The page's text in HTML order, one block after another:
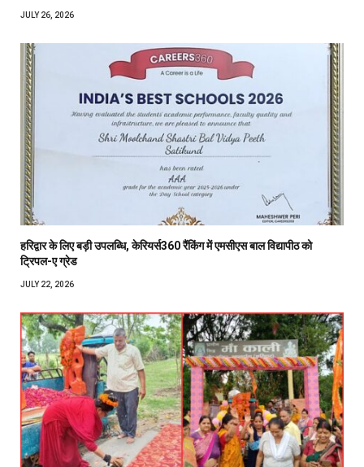
JULY 26, 2026
हरिद्वार के लिए बड़ी उपलब्धि, केरियर्स360 रैंकिंग में एमसीएस बाल विद्यापीठ को
ट्रिपल-ए ग्रेड
JULY 22, 2026